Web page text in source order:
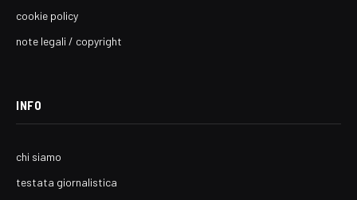
cookie policy
note legali / copyright
INFO
chi siamo
testata giornalistica